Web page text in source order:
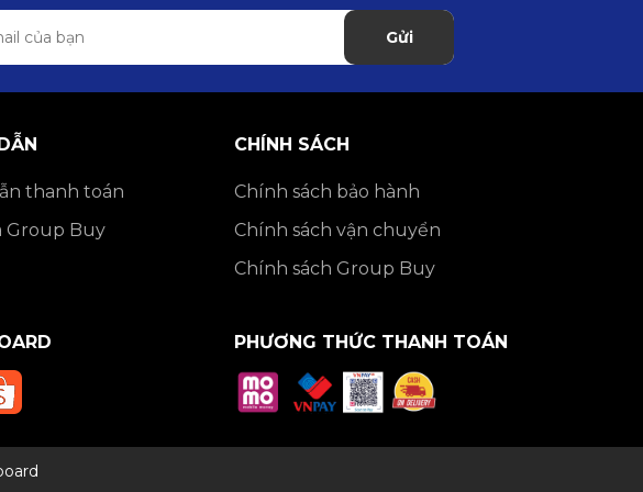
thoại
Gửi
thanh toán
Group Buy
CHÍNH SÁCH
Chính sách bảo hành
Chính sách vận chuyển
Chính sách Group Buy
PHƯƠNG THỨC THANH TOÁN